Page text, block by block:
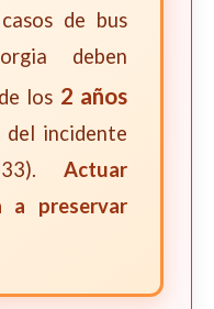
de bus
deben
los 2 años
incidente
33). Actuar
a preservar